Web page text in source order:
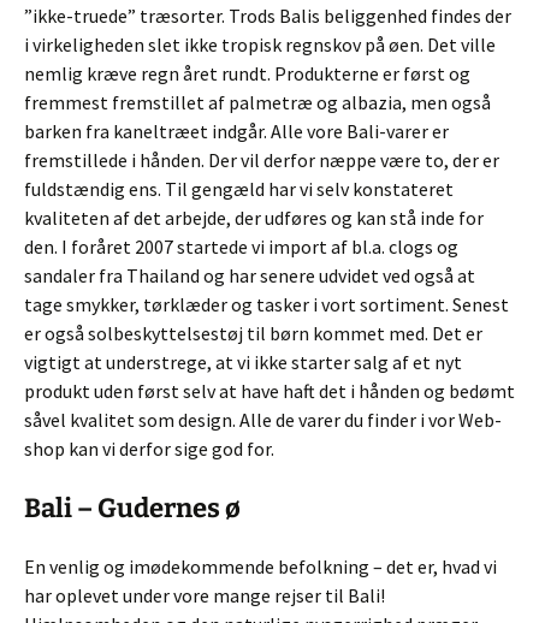
”ikke-truede” træsorter. Trods Balis beliggenhed findes der
i virkeligheden slet ikke tropisk regnskov på øen. Det ville
nemlig kræve regn året rundt. Produkterne er først og
fremmest fremstillet af palmetræ og albazia, men også
barken fra kaneltræet indgår. Alle vore Bali-varer er
fremstillede i hånden. Der vil derfor næppe være to, der er
fuldstændig ens. Til gengæld har vi selv konstateret
kvaliteten af det arbejde, der udføres og kan stå inde for
den. I foråret 2007 startede vi import af bl.a. clogs og
sandaler fra Thailand og har senere udvidet ved også at
tage smykker, tørklæder og tasker i vort sortiment. Senest
er også solbeskyttelsestøj til børn kommet med. Det er
vigtigt at understrege, at vi ikke starter salg af et nyt
produkt uden først selv at have haft det i hånden og bedømt
såvel kvalitet som design. Alle de varer du finder i vor Web-
shop kan vi derfor sige god for.
Bali – Gudernes ø
En venlig og imødekommende befolkning – det er, hvad vi
har oplevet under vore mange rejser til Bali!